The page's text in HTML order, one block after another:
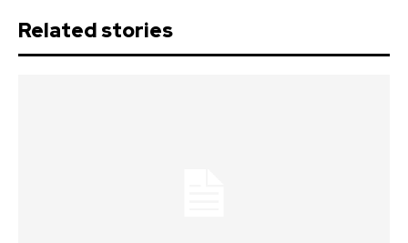
Related stories